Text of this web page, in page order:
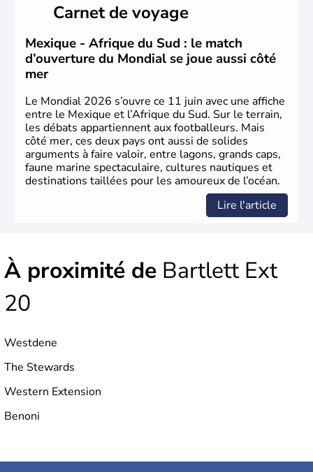
Mandela. Sa capitale administrative est aujourd'hui
Pretoria. L'Afrique du Sud est riche en ressources
minières, notamment avec l'or et le charbon.
Carnet de voyage
Mexique - Afrique du Sud : le match
d’ouverture du Mondial se joue aussi côté
mer
Le Mondial 2026 s’ouvre ce 11 juin avec une affiche
entre le Mexique et l’Afrique du Sud. Sur le terrain,
les débats appartiennent aux footballeurs. Mais
côté mer, ces deux pays ont aussi de solides
arguments à faire valoir, entre lagons, grands caps,
faune marine spectaculaire, cultures nautiques et
destinations taillées pour les amoureux de l’océan.
Lire l'article
À proximité de Bartlett Ext
20
Westdene
The Stewards
Western Extension
Benoni